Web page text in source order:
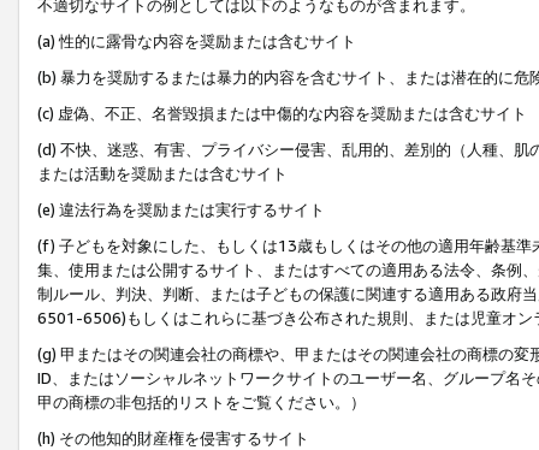
不適切なサイトの例としては以下のようなものが含まれます。
(a) 性的に露骨な内容を奨励または含むサイト
(b) 暴力を奨励するまたは暴力的内容を含むサイト、または潜在的に
(c) 虚偽、不正、名誉毀損または中傷的な内容を奨励または含むサイト
(d) 不快、迷惑、有害、プライバシー侵害、乱用的、差別的（人種、
または活動を奨励または含むサイト
(e) 違法行為を奨励または実行するサイト
(f) 子どもを対象にした、もしくは13歳もしくはその他の適用年齢基
集、使用または公開するサイト、またはすべての適用ある法令、条例
制ルール、判決、判断、または子どもの保護に関連する適用ある政府
6501-6506)もしくはこれらに基づき公布された規則、または児童オン
(g) 甲またはその関連会社の商標や、甲またはその関連会社の商標の
ID、またはソーシャルネットワークサイトのユーザー名、グループ名
甲の商標の非包括的リストをご覧ください。）
(h) その他知的財産権を侵害するサイト